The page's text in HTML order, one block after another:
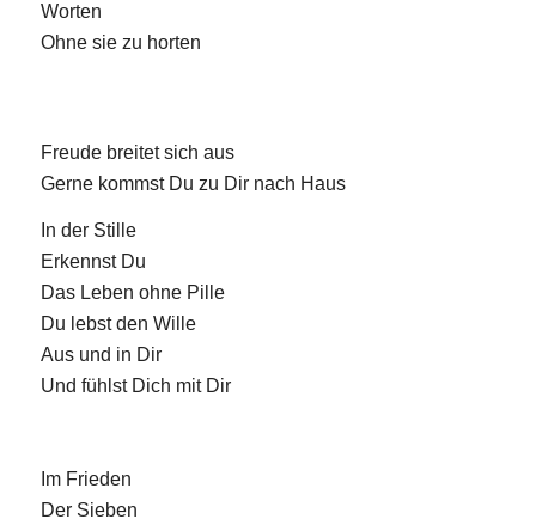
Worten
Ohne sie zu horten
Freude breitet sich aus
Gerne kommst Du zu Dir nach Haus
In der Stille
Erkennst Du
Das Leben ohne Pille
Du lebst den Wille
Aus und in Dir
Und fühlst Dich mit Dir
Im Frieden
Der Sieben